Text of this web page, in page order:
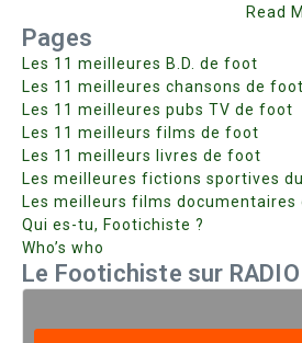
Read
Pages
Les 11 meilleures B.D. de foot
Les 11 meilleures chansons de foot
Les 11 meilleures pubs TV de foot
Les 11 meilleurs films de foot
Les 11 meilleurs livres de foot
Les meilleures fictions sportives
Les meilleurs films documentaires
Qui es-tu, Footichiste ?
Who’s who
Le Footichiste sur RADIO